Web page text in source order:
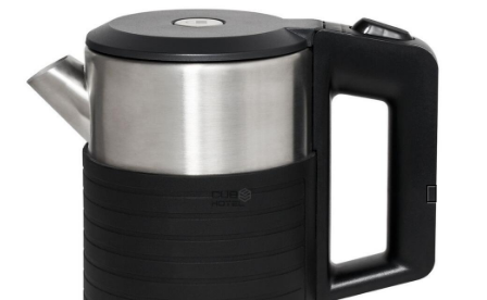
Next